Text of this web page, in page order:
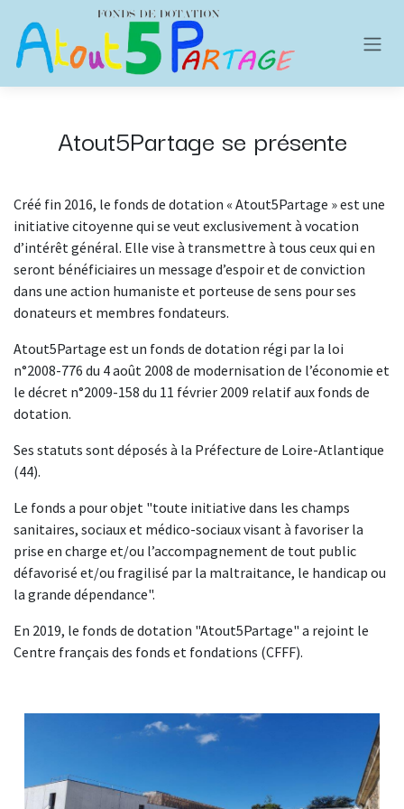
Se rendre au contenu
Atout5Partage​ se présente
Créé fin 2016, le fonds de dotation « Atout5Partage » est une
initiative citoyenne qui se veut exclusivement à vocation
d’intérêt général. Elle vise à transmettre à tous ceux qui en
seront bénéficiaires un message d’espoir et de conviction
dans une action humaniste et porteuse de sens pour ses
donateurs et membres fondateurs.
Atout5Partage est un fonds de dotation régi par la loi
n°2008-776 du 4 août 2008 de modernisation de l’économie et
le décret n°2009-158 du 11 février 2009 relatif aux fonds de
dotation.
Ses statuts sont déposés à la Préfecture de Loire-Atlantique
(44).
Le fonds a pour objet "toute initiative dans les champs
sanitaires, sociaux et médico-sociaux visant à favoriser la
prise en charge et/ou l’accompagnement de tout public
défavorisé et/ou fragilisé par la maltraitance, le handicap ou
la grande dépendance".
En 2019, le fonds de dotation "Atout5Partage" a rejoint le
Centre français des fonds et fondations (CFFF).